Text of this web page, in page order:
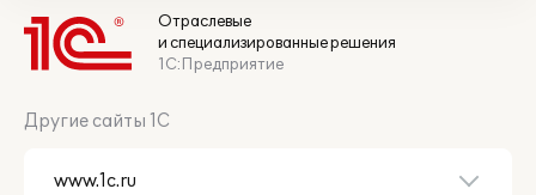
Отраслевые
и специализированные решения
1С:Предприятие
Другие сайты 1С